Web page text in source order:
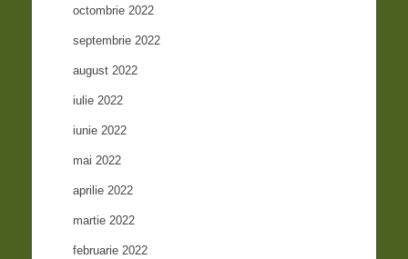
octombrie 2022
septembrie 2022
august 2022
iulie 2022
iunie 2022
mai 2022
aprilie 2022
martie 2022
februarie 2022